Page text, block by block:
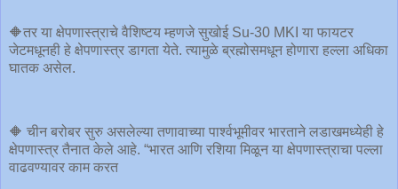
🔶तर या क्षेपणास्त्राचे वैशिष्टय म्हणजे सुखोई Su-30 MKI या फायटर
जेटमधूनही हे क्षेपणास्त्र डागता येते. त्यामुळे ब्रह्मोसमधून होणारा हल्ला अधिका
घातक असेल.
🔶 चीन बरोबर सुरु असलेल्या तणावाच्या पार्श्वभूमीवर भारताने लडाखमध्येही हे
क्षेपणास्त्र तैनात केले आहे. “भारत आणि रशिया मिळून या क्षेपणास्त्राचा पल्ला
वाढवण्यावर काम करत